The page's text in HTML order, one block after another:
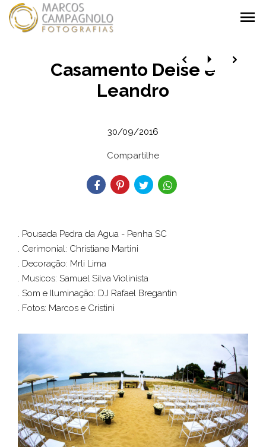
menu
Casamento Deise e
Leandro
30/09/2016
Compartilhe
. Pousada Pedra da Agua - Penha SC
. Cerimonial: Christiane Martini
. Decoração: Mrli Lima
. Musicos: Samuel Silva Violinista
. Som e Iluminação: DJ Rafael Bregantin
. Fotos: Marcos e Cristini